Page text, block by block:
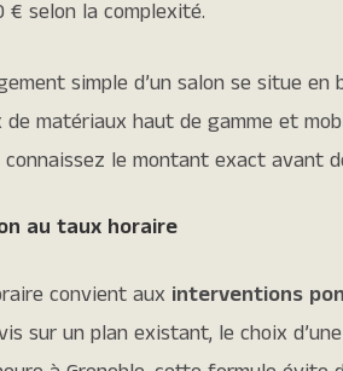
€ selon la complexité.
simple d’un salon se situe
de matériaux haut de gamme et
connaissez le montant exact avant
au taux horaire
convient aux interventions
sur un plan existant, le choix